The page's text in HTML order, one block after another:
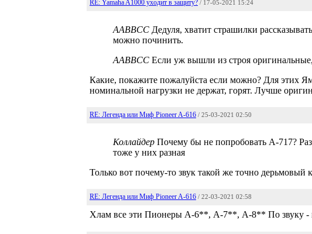
RE: Yamaha A1000 уходит в защиту? / 17-05-2021 15:24
AABBCC Дедуля, хватит страшилки
можно починить.
AABBCC Если уж вышли из строя
Какие, покажите пожалуйста если можно? Для этих
номинальной нагрузки не держат, горят. Лучше
RE: Легенда или Миф Pioneer A-616 / 25-03-2021 02:50
Коллайдер Почему бы не попробовать А-717?
тоже у них разная
Только вот почему-то звук такой же точно дерьмовый
RE: Легенда или Миф Pioneer A-616 / 22-03-2021 02:58
Хлам все эти Пионеры А-6**, А-7**, А-8** По звуку -